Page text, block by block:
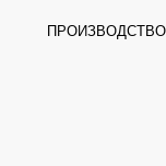
ПРОИЗВОДСТВО